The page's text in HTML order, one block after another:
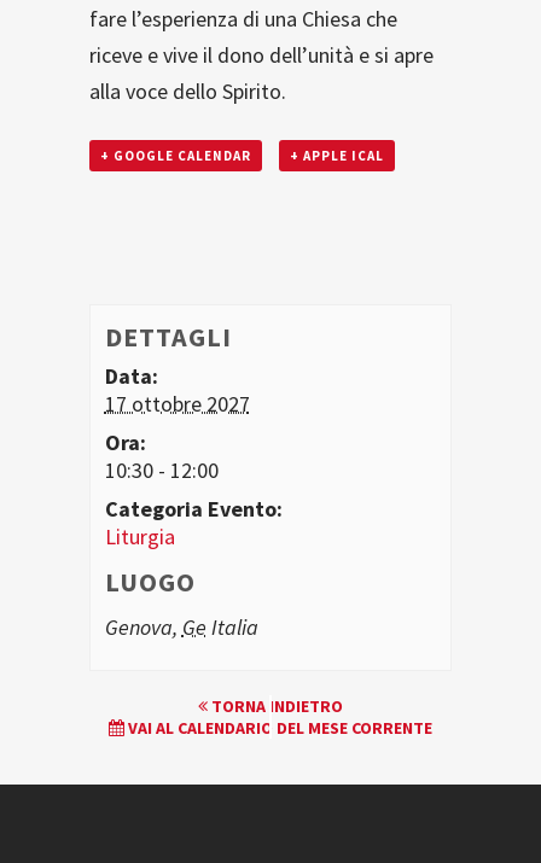
fare l’esperienza di una Chiesa che
riceve e vive il dono dell’unità e si apre
alla voce dello Spirito.
+ GOOGLE CALENDAR + APPLE ICAL
DETTAGLI
Data:
17 ottobre 2027
Ora:
10:30 - 12:00
Categoria Evento:
Liturgia
LUOGO
Genova, Ge Italia
EVENTO
NAVIGATION
TORNA INDIETRO
VAI AL CALENDARIO DEL MESE CORRENTE